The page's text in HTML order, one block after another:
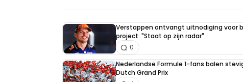
Verstappen ontvangt uitnodiging voor
project: "Staat op zijn radar"
0
Nederlandse Formule 1-fans balen
Dutch Grand Prix